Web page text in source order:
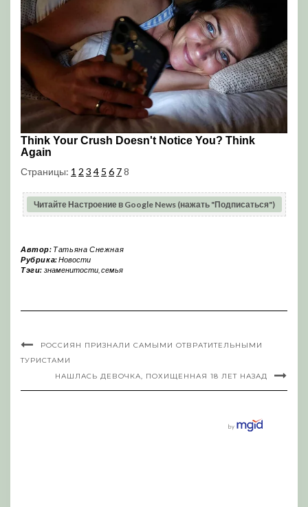
Страницы: 1 2 3 4 5 6 78
Читайте Настроение в Google News (нажать "Подписаться")
Автор: Татьяна Снежная
Рубрика:Новости
Тэги: знаменитости, семья
РОССИЯН ПРИЗНАЛИ САМЫМИ ОТВРАТИТЕЛЬНЫМИ
ТУРИСТАМИ
НАШЛАСЬ ДЕВОЧКА, ПОХИЩЕННАЯ 18 ЛЕТ НАЗАД